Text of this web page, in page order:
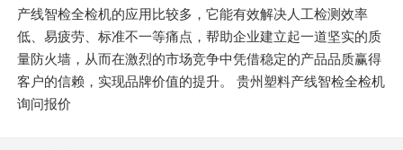
产线智检全检机的应用比较多，它能有效解决人工检测效率
低、易疲劳、标准不一等痛点，帮助企业建立起一道坚实的质
量防火墙，从而在激烈的市场竞争中凭借稳定的产品品质赢得
客户的信赖，实现品牌价值的提升。 贵州塑料产线智检全检机
询问报价